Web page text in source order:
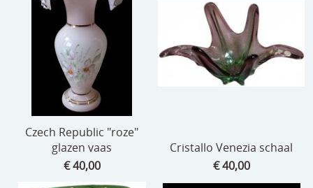
Czech Republic "roze"
glazen vaas
€ 40,00
Cristallo Venezia schaal
€ 40,00